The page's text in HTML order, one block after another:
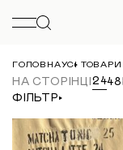
ГОЛОВНАУСІ ТОВАРИ
НА СТОРІНЦІ 2448
ФІЛЬТР